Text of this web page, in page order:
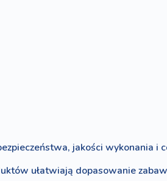
jakości wykonania i
ułatwiają dopasowanie